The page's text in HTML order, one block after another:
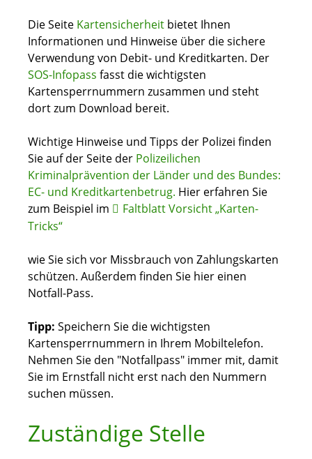
Die Seite Kartensicherheit bietet Ihnen
Informationen und Hinweise über die sichere
Verwendung von Debit- und Kreditkarten. Der
SOS-Infopass fasst die wichtigsten
Kartensperrnummern zusammen und steht
dort zum Download bereit.
Wichtige Hinweise und Tipps der Polizei finden
Sie auf der Seite der Polizeilichen
Kriminalprävention der Länder und des Bundes:
EC- und Kreditkartenbetrug. Hier erfahren Sie
zum Beispiel im
Faltblatt Vorsicht „Karten-
Tricks“
wie Sie sich vor Missbrauch von Zahlungskarten
schützen. Außerdem finden Sie hier einen
Notfall-Pass.
Tipp: Speichern Sie die wichtigsten
Kartensperrnummern in Ihrem Mobiltelefon.
Nehmen Sie den "Notfallpass" immer mit, damit
Sie im Ernstfall nicht erst nach den Nummern
suchen müssen.
Zuständige Stelle